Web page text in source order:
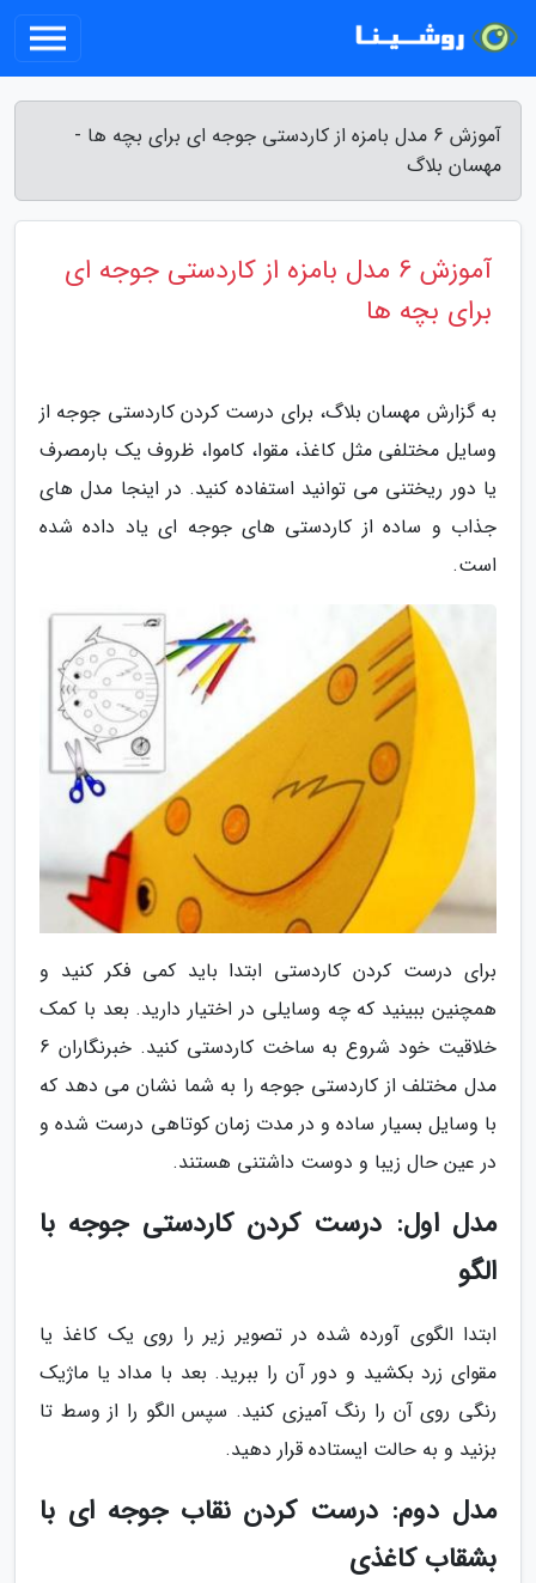
آموزش 6 مدل بامزه از کاردستی جوجه ای برای بچه ها -
مهسان بلاگ
آموزش 6 مدل بامزه از کاردستی جوجه ای
برای بچه ها
به گزارش مهسان بلاگ، برای درست کردن کاردستی جوجه از
وسایل مختلفی مثل کاغذ، مقوا، کاموا، ظروف یک بارمصرف
یا دور ریختنی می توانید استفاده کنید. در اینجا مدل های
جذاب و ساده از کاردستی های جوجه ای یاد داده شده
است.
برای درست کردن کاردستی ابتدا باید کمی فکر کنید و
همچنین ببینید که چه وسایلی در اختیار دارید. بعد با کمک
خلاقیت خود شروع به ساخت کاردستی کنید. خبرنگاران 6
مدل مختلف از کاردستی جوجه را به شما نشان می دهد که
با وسایل بسیار ساده و در مدت زمان کوتاهی درست شده و
در عین حال زیبا و دوست داشتنی هستند.
مدل اول: درست کردن کاردستی جوجه با
الگو
ابتدا الگوی آورده شده در تصویر زیر را روی یک کاغذ یا
مقوای زرد بکشید و دور آن را ببرید. بعد با مداد یا ماژیک
رنگی روی آن را رنگ آمیزی کنید. سپس الگو را از وسط تا
بزنید و به حالت ایستاده قرار دهید.
مدل دوم: درست کردن نقاب جوجه ای با
بشقاب کاغذی